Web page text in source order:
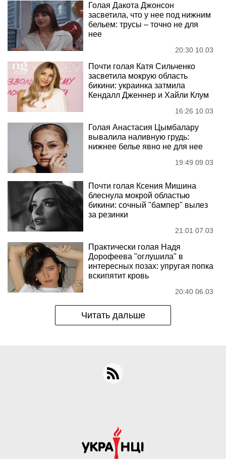
Голая Дакота Джонсон
засветила, что у нее под нижним
бельем: трусы – точно не для
нее
20:30 10.03
Почти голая Катя Сильченко
засветила мокрую область
бикини: украинка затмила
Кендалл Дженнер и Хайли Клум
16:26 10.03
Голая Анастасия Цымбалару
вывалила наливную грудь:
нижнее белье явно не для нее
19:49 09.03
Почти голая Ксения Мишина
блеснула мокрой областью
бикини: сочный "бампер" вылез
за резинки
21:01 07.03
Практически голая Надя
Дорофеева "оглушила" в
интересных позах: упругая попка
вскипятит кровь
20:40 06.03
Читать дальше